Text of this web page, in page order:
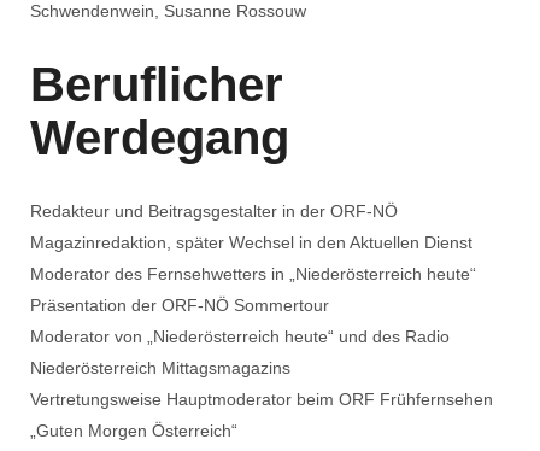
Schwendenwein, Susanne Rossouw
Beruflicher
Werdegang
Redakteur und Beitragsgestalter in der ORF-NÖ
Magazinredaktion, später Wechsel in den Aktuellen Dienst
Moderator des Fernsehwetters in „Niederösterreich heute“
Präsentation der ORF-NÖ Sommertour
Moderator von „Niederösterreich heute“ und des Radio
Niederösterreich Mittagsmagazins
Vertretungsweise Hauptmoderator beim ORF Frühfernsehen
„Guten Morgen Österreich“